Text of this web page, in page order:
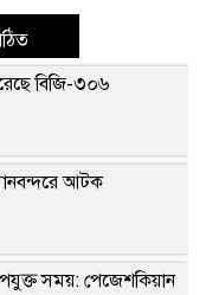
বিজি-৩০৬
আটক
সময়: পেজেশকিয়ান